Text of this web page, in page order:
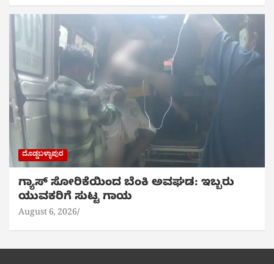
ದೊಡ್ಡಬಳ್ಳಾಪುರ
ಗ್ಯಾಸ್ ಸೋರಿಕೆಯಿಂದ ಬೆಂಕಿ ಅವಘಡ: ಇಬ್ಬರು
ಯುವಕರಿಗೆ ಸುಟ್ಟ ಗಾಯ
August 6, 2026